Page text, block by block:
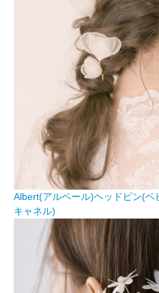
Albert(アルベール)ヘッドピン(ベ
キャネル)